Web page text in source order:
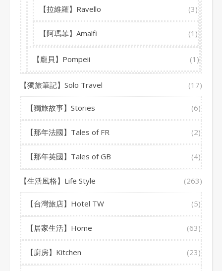
【拉維羅】Ravello (3)
【阿瑪菲】Amalfi (1)
【龐貝】Pompeii (1)
【獨旅筆記】Solo Travel (17)
【獨旅故事】Stories (6)
【那年法國】Tales of FR (2)
【那年英國】Tales of GB (4)
【生活風格】Life Style (263)
【台灣旅店】Hotel TW (5)
【居家生活】Home (63)
【廚房】Kitchen (23)